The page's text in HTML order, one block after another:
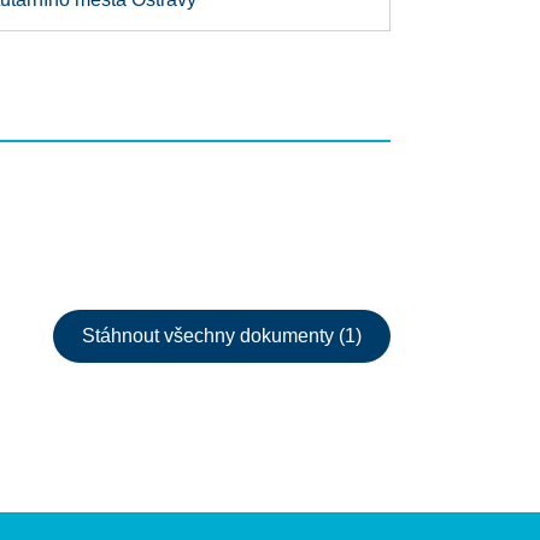
Stáhnout všechny dokumenty (1)